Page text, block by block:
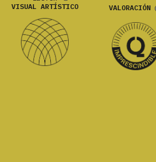
VISUAL ARTÍSTICO
VALORACIÓN